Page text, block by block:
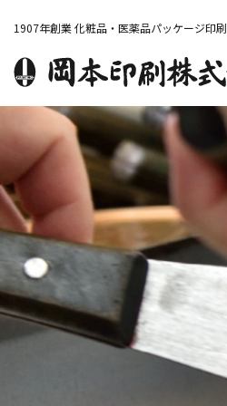
1907年創業 化粧品・医薬品パッケージ印刷